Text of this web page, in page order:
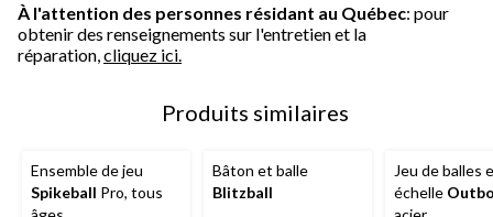
À l'attention des personnes résidant au Québec: pour
obtenir des renseignements sur l'entretien et la
réparation, cliquez ici.
Produits similaires
Ensemble de jeu
Spikeball Pro, tous
Bâton et balle
Blitzball
Jeu de balles
échelle